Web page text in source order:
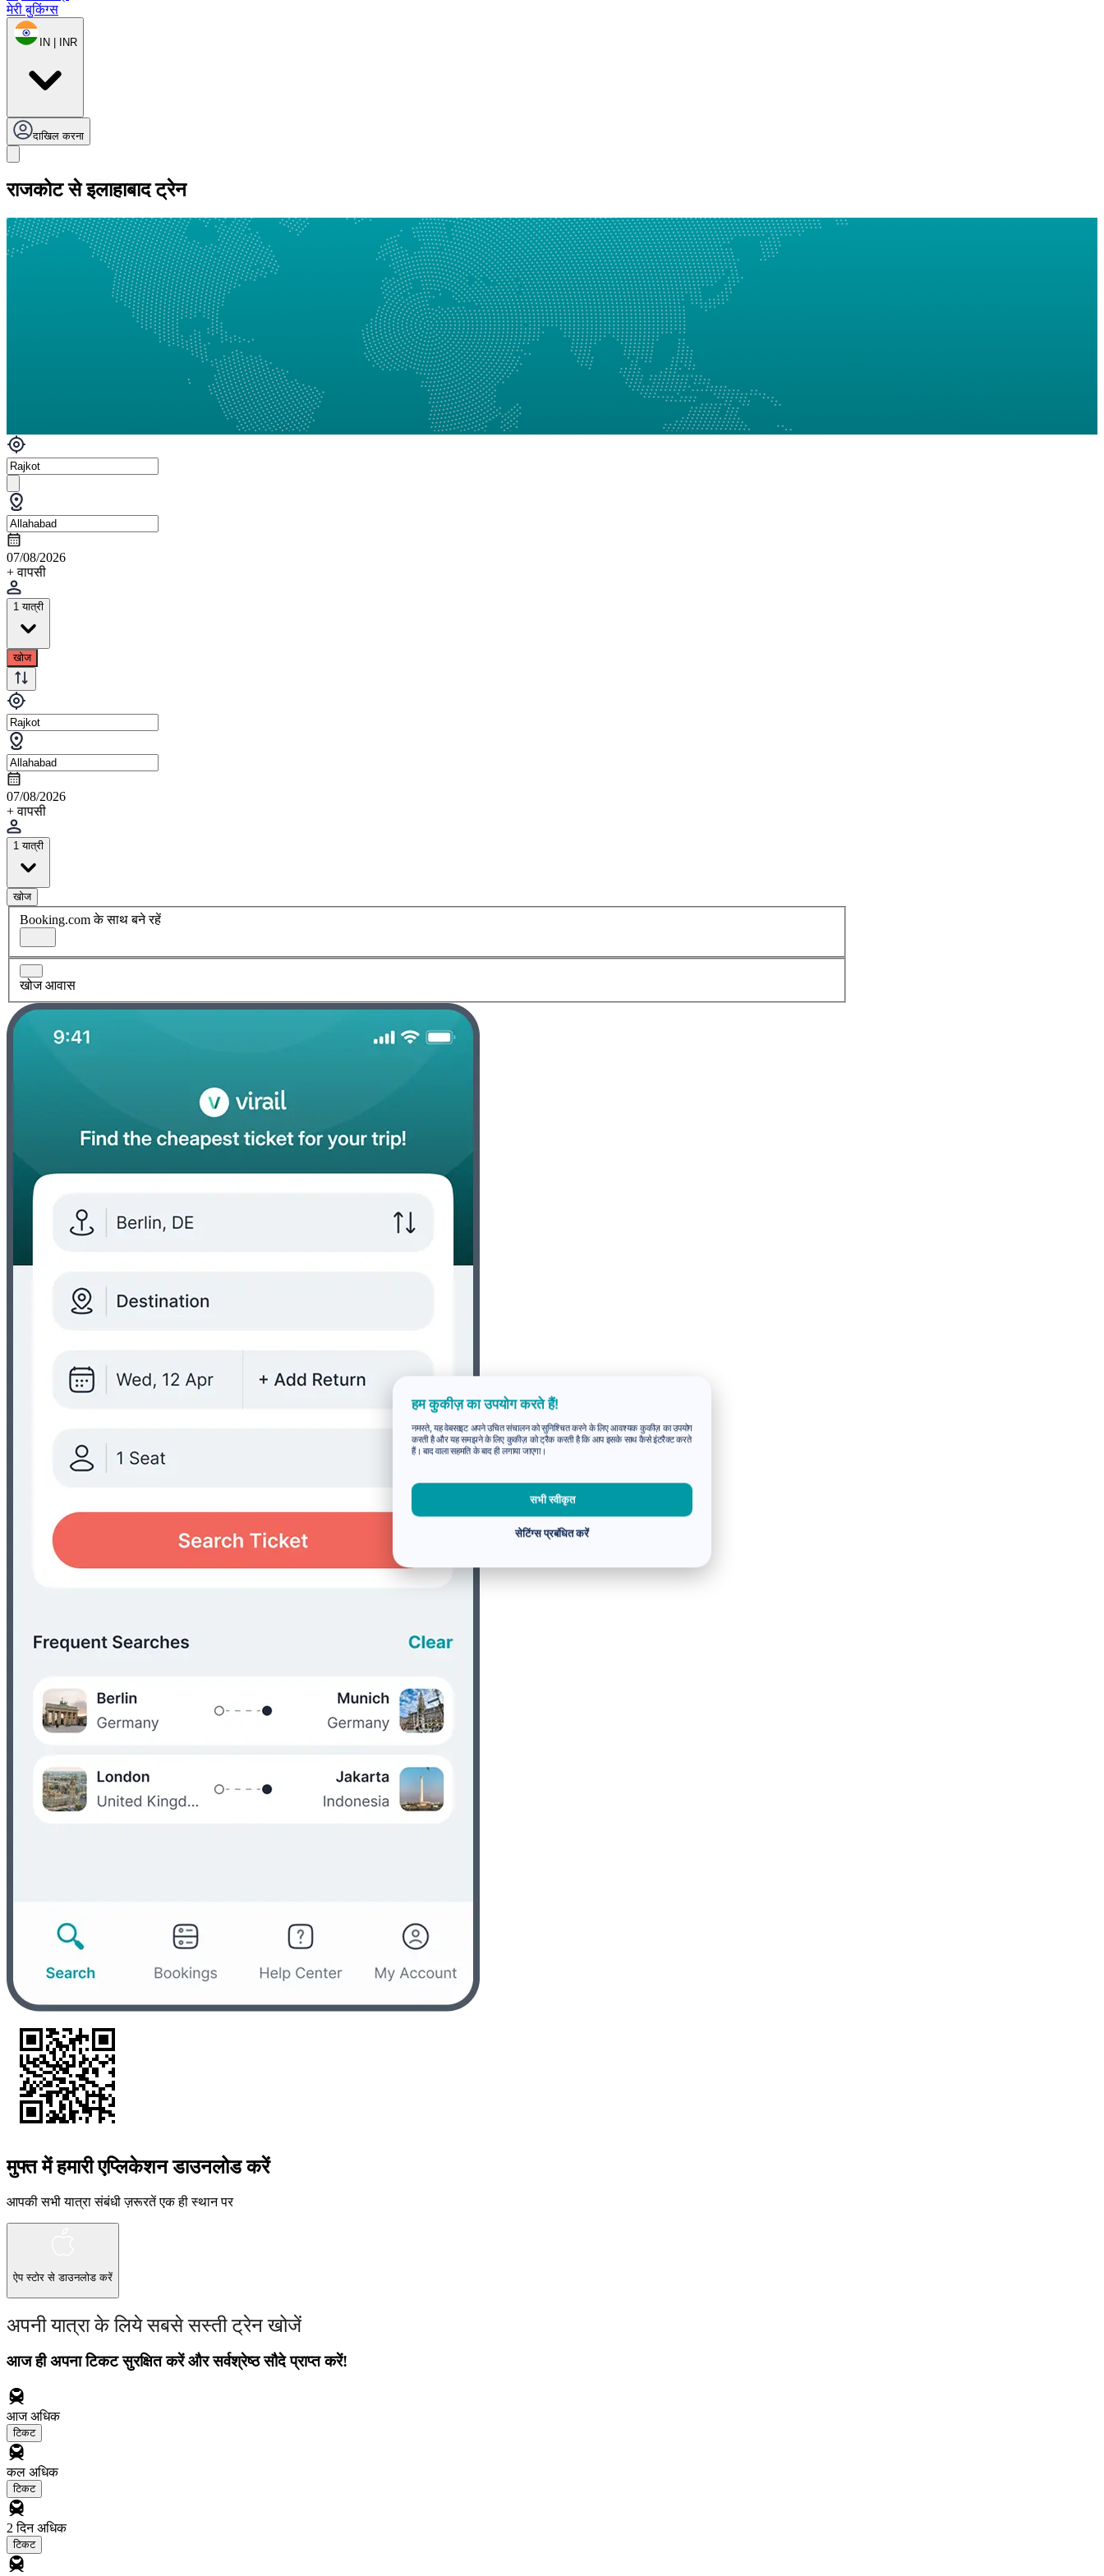
मेरी बुकिंग्स
IN | INR
दाखिल करना
राजकोट से इलाहाबाद ट्रेन
07/08/2026
+ वापसी
1 यात्री
खोज
07/08/2026
+ वापसी
1 यात्री
खोज
Booking.com के साथ बने रहें
खोज आवास
मुफ्त में हमारी एप्लिकेशन डाउनलोड करें
आपकी सभी यात्रा संबंधी ज़रूरतें एक ही स्थान पर
ऐप स्टोर से डाउनलोड करें
अपनी यात्रा के लिये सबसे सस्ती ट्रेन खोजें
आज ही अपना टिकट सुरक्षित करें और सर्वश्रेष्ठ सौदे प्राप्त करें!
आजअधिक
टिकट
कल अधिक
टिकट
2 दिनअधिक
टिकट
हम कुकीज़ का उपयोग करते हैं!
नमस्ते, यह वेबसाइट अपने उचित संचालन को सुनिश्चित करने के लिए आवश्यक कुकीज़ का उपयोग
करती है और यह समझने के लिए कुकीज़ को ट्रैक करती है कि आप इसके साथ कैसे इंटरैक्ट करते
हैं। बाद वाला सहमति के बाद ही लगाया जाएगा।
सभी स्वीकृत
सेटिंग्स प्रबंधित करें